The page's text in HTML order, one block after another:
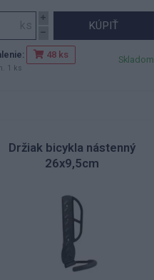
KÚPIŤ
48 ks
1 ks
Skladom
Držiak bicykla nástenný
26x9,5cm